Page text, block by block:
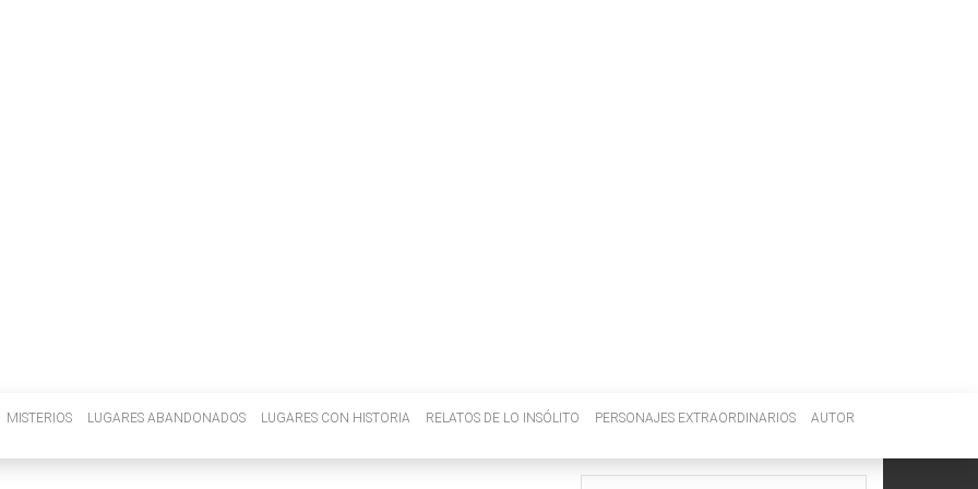
MISTERIOS LUGARES ABANDONADOS LUGARES CON HISTORIA RELATOS DE LO INSÓLITO PERSONAJES EXTRAORDINARIOS AUTOR